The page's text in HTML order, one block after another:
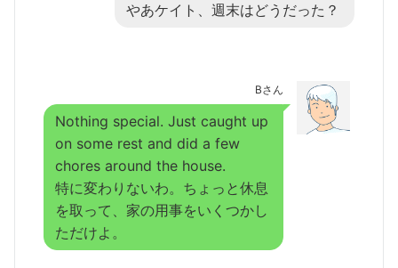
やあケイト、週末はどうだった？
Bさん
Nothing special. Just caught up
on some rest and did a few
chores around the house.
特に変わりないわ。ちょっと休息
を取って、家の用事をいくつかし
ただけよ。